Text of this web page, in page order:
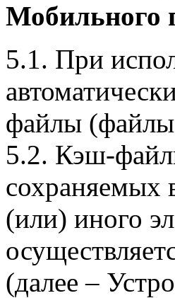
Мобильного
5.1. При
файлы (файлы
5.2. Кэш-
сохраняемых
(или) иного
(далее –